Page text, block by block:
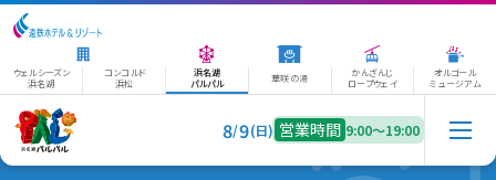
ウェルシーズン
浜名湖
コンコルド
浜松
浜名湖
パルパル
華咲の湯
かんざんじ
ロープウェイ
オルゴール
ミュージアム
8/9(日) 営業時間 9:00〜19:00